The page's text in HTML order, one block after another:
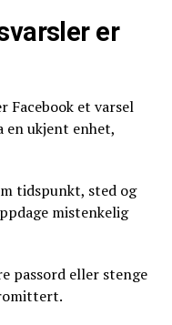
er
Facebook et varsel
ukjent enhet,
tidspunkt, sted og
mistenkelig
passord eller stenge